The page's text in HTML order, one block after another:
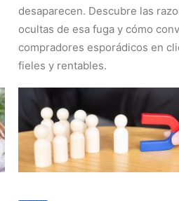
desaparecen. Descubre las
ocultas de esa fuga y cómo
compradores esporádicos en
fieles y rentables.